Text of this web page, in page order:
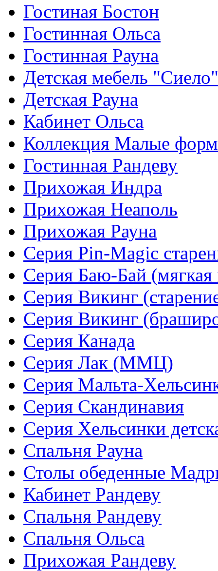
Гостиная Бостон
Гостинная Ольса
Гостинная Рауна
Детская мебель "Сиело"
Детская Рауна
Кабинет Ольса
Коллекция Малые
Гостинная Рандеву
Прихожая Индра
Прихожая Неаполь
Прихожая Рауна
Серия Pin-Magic
Серия Баю-Бай (мягкая
Серия Викинг
Серия Викинг
Серия Канада
Серия Лак (ММЦ)
Серия Мальта-
Серия Скандинавия
Серия Хельсинки
Спальня Рауна
Столы обеденные
Кабинет Рандеву
Спальня Рандеву
Спальня Ольса
Прихожая Рандеву